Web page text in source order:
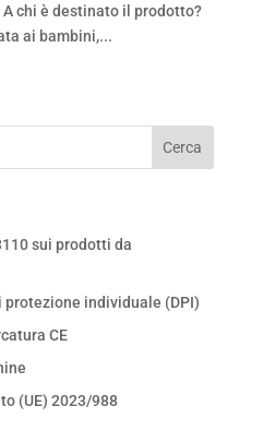
chi è destinato il prodotto?
ai bambini,...
sui prodotti da
protezione individuale (DPI)
CE
(UE) 2023/988